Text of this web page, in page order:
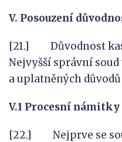
V. Posouzení
[21.] Důvodnost
Nejvyšší správní
a uplatněných důvodů
V.1 Procesní námitky
[22.] Nejprve se